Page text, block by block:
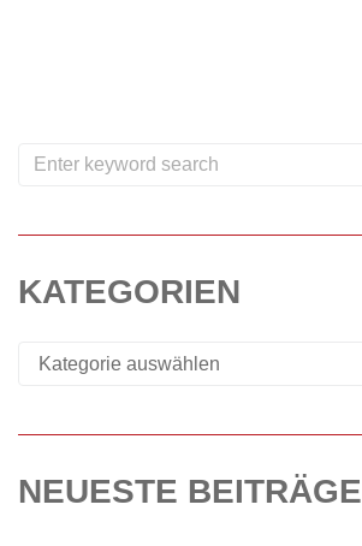
KATEGORIEN
NEUESTE BEITRÄGE